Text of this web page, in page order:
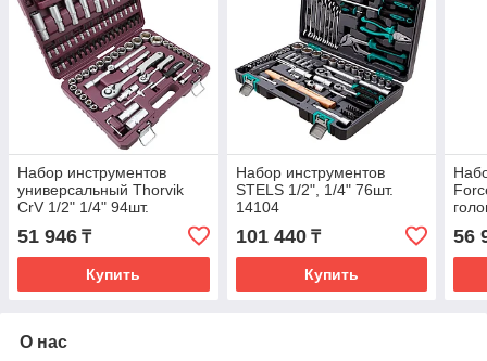
Набор инструментов
универсальный Thorvik
CrV 1/2" 1/4" 94шт.
UTS0094
51 946 ₸
Купить
Набор инструментов
STELS 1/2", 1/4" 76шт.
14104
101 440₸
Купить
56
О нас